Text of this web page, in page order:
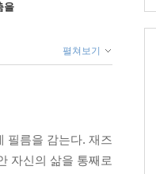
을
펼쳐보기
필름을 감는다. 재즈
자신의 삶을 통째로